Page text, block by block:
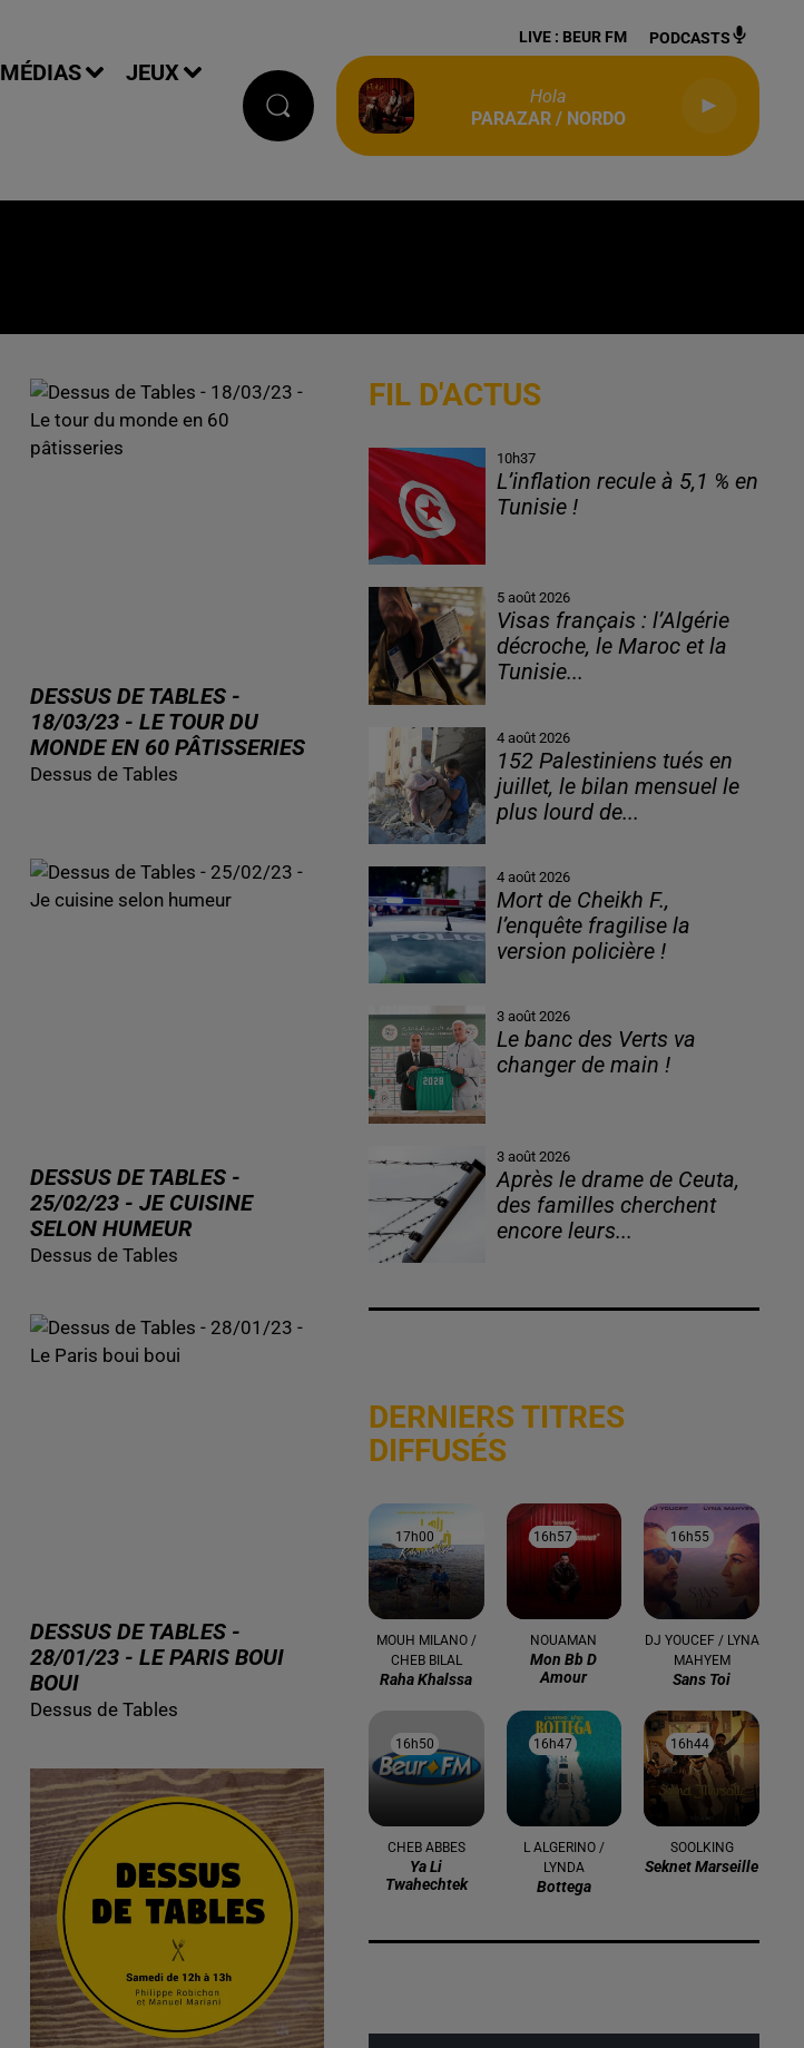
MÉDIAS JEUX
LIVE : BEUR FM PODCASTS
Hola
PARAZAR / NORDO
DESSUS DE TABLES -
18/03/23 - LE TOUR DU
MONDE EN 60 PÂTISSERIES
Dessus de Tables
DESSUS DE TABLES -
25/02/23 - JE CUISINE
SELON HUMEUR
Dessus de Tables
DESSUS DE TABLES -
28/01/23 - LE PARIS BOUI
BOUI
Dessus de Tables
FIL D'ACTUS
10h37
L’inflation recule à 5,1 % en
Tunisie !
5 août 2026
Visas français : l’Algérie
décroche, le Maroc et la
Tunisie...
4 août 2026
152 Palestiniens tués en
juillet, le bilan mensuel le
plus lourd de...
4 août 2026
Mort de Cheikh F.,
l’enquête fragilise la
version policière !
3 août 2026
Le banc des Verts va
changer de main !
3 août 2026
Après le drame de Ceuta,
des familles cherchent
encore leurs...
DERNIERS TITRES
DIFFUSÉS
17h00
17h00
MOUH MILANO /
CHEB BILAL
Raha Khalssa
16h57
16h57
NOUAMAN
Mon Bb D
Amour
16h55
16h55
DJ YOUCEF / LYNA
MAHYEM
Sans Toi
16h50
16h50
CHEB ABBES
Ya Li
Twahechtek
16h47
16h47
L ALGERINO /
LYNDA
Bottega
16h44
16h44
SOOLKING
Seknet Marseille